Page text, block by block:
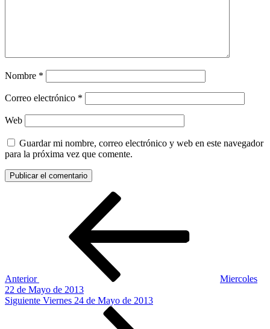
Nombre *
Correo electrónico *
Web
Guardar mi nombre, correo electrónico y web en este navegador
para la próxima vez que comente.
Anterior
Miercoles
22 de Mayo de 2013
Siguiente
Siguiente Viernes 24 de Mayo de 2013